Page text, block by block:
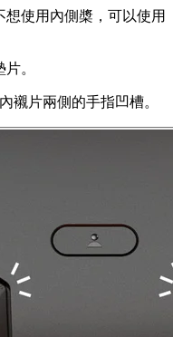
想使用內側槳，可以使用
。
襯片兩側的手指凹槽。